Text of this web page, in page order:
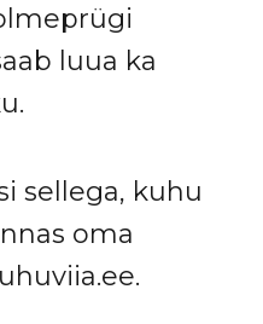
luua ka
kuhu
oma